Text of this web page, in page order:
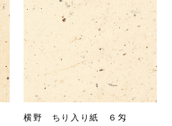
横野 ちり入り紙 ６匁